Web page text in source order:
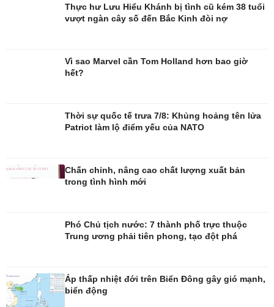
Tư vấn
Săn Tour
Thực hư Lưu Hiểu Khánh bị tình cũ kém 38 tuổi
vượt ngàn cây số đến Bắc Kinh đòi nợ
Vì sao Marvel cần Tom Holland hơn bao giờ
hết?
Thời sự quốc tế trưa 7/8: Khủng hoảng tên lửa
Patriot làm lộ điểm yếu của NATO
Chấn chỉnh, nâng cao chất lượng xuất bản
trong tình hình mới
Phó Chủ tịch nước: 7 thành phố trực thuộc
Trung ương phải tiên phong, tạo đột phá
Áp thấp nhiệt đới trên Biển Đông gây gió mạnh,
biển động